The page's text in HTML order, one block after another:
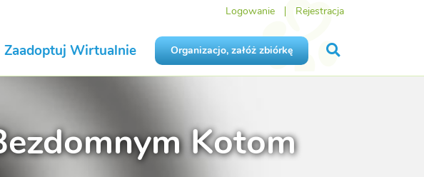
Logowanie Rejestracja
Zaadoptuj Wirtualnie Organizacjo, załóż zbiórkę
Kotom